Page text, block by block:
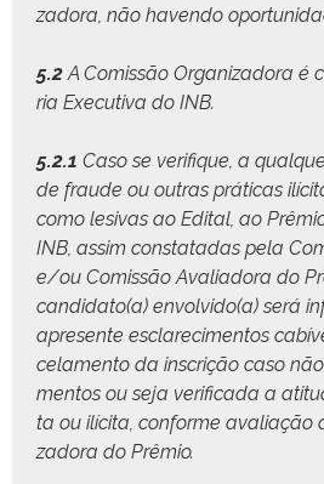
zado­ra, não haven­do
5.2A Comis­são Orga­ni­zado­ra é
ria Exec­u­ti­va do INB.
5.2.1 Caso se ver­i­fique, a
de fraude ou out­ras práti­cas
como lesi­vas ao Edi­tal, ao
INB, assim con­statadas pela
e/ou Comis­são Avali­ado­ra do
candidato(a) envolvido(a) será
apre­sente esclarec­i­men­tos
ce­la­men­to da inscrição caso
men­tos ou seja ver­i­fi­ca­da a
ta ou ilíci­ta, con­forme avali­ação
zado­ra do Prêmio.